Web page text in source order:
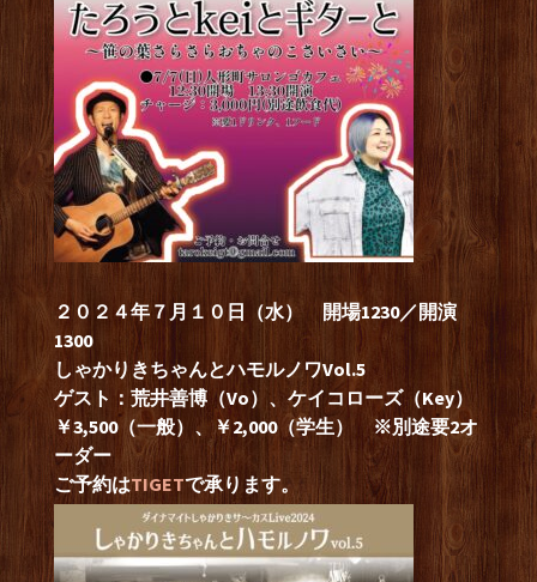
２０２４年７月１０日（水） 開場1230／開演
1300
しゃかりきちゃんとハモルノワVol.5
ゲスト：荒井善博（Vo）、ケイコローズ（Key）
￥3,500（一般）、￥2,000（学生）
※別途要2オ
ーダー
ご予約はTIGETで承ります。